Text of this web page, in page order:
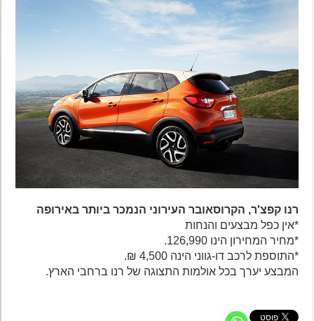
רנו קפצ'ר, הקרוסאובר העירוני הנמכר ביותר באירופה
*אין כפל מבצעים והנחות
*מחיר המחירון הינו 126,990.
*התוספת לרכב דו-גווני הינה 4,500 ₪.
המבצע יערך בכל אולמות התצוגה של רנו ברחבי הארץ.